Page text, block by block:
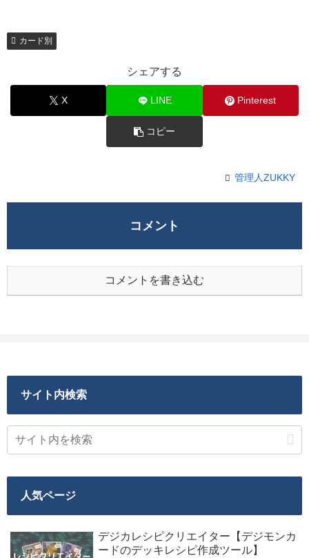
カード別
シェアする
X LINE Pinterest
コピー
管理人ZUKKY
コメント
コメントを書き込む
サイト内検索
人気ページ
デジカレシピクリエイター【デジモンカ
ードのデッキレシピ作成ツール】